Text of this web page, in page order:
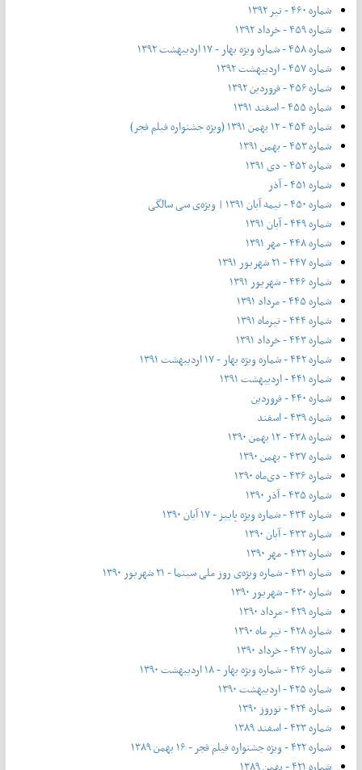
شماره ۴۶۰ - تیر ۱۳۹۲
شماره ۴۵۹ - خرداد ۱۳۹۲
شماره ۴۵۸ - شماره ویژه بهار - ۱۷ اردیبهشت ۱۳۹۲
شماره ۴۵۷ - اردیبهشت ۱۳۹۲
شماره ۴۵۶ - فروردین ۱۳۹۲
شماره ۴۵۵ - اسفند ۱۳۹۱
شماره ۴۵۴ - ۱۲ بهمن ۱۳۹۱ (ویژه جشنواره فیلم فجر)
شماره ۴۵۳ - بهمن ۱۳۹۱
شماره ۴۵۲ - دی ۱۳۹۱
شماره ۴۵۱ - آذر
شماره ۴۵۰ - نیمه آبان ۱۳۹۱ | ویژه‌ی سی سالگی
شماره ۴۴۹ - آبان ۱۳۹۱
شماره ۴۴۸ - مهر ۱۳۹۱
شماره ۴۴۷ - ۲۱ شهریور ۱۳۹۱
شماره ۴۴۶ - شهریور ۱۳۹۱
شماره ۴۴۵ - مرداد ۱۳۹۱
شماره ۴۴۴ - تیر‌ماه ۱۳۹۱
شماره ۴۴۳ - خرداد ۱۳۹۱
شماره ۴۴۲ - شماره ویژه بهار - ۱۷ اردیبهشت ۱۳۹۱
شماره ۴۴۱ - اردیبهشت ۱۳۹۱
شماره ۴۴۰ - فروردین
شماره ۴۳۹ - اسفند
شماره ۴۳۸ - ۱۲ بهمن ۱۳۹۰
شماره ۴۳۷ - بهمن ۱۳۹۰
شماره ۴۳۶ - دی‌ماه ۱۳۹۰
شماره ۴۳۵ - آذر ۱۳۹۰
شماره ۴۳۴ - شماره ویژه پاییز - ۱۷ آبان ۱۳۹۰
شماره ۴۳۳ - آبان ۱۳۹۰
شماره ۴۳۲ - مهر ۱۳۹۰
شماره ۴۳۱ - شماره ویژه‌ی روز ملی سینما - ۲۱ شهریور ۱۳۹۰
شماره ۴۳۰ - شهریور ۱۳۹۰
شماره ۴۲۹ - مرداد ۱۳۹۰
شماره ۴۲۸ - تیر ماه ۱۳۹۰
شماره ۴۲۷ - خرداد ۱۳۹۰
شماره ۴۲۶ - شماره ویژه بهار - ۱۸ اردیبهشت ۱۳۹۰
شماره ۴۲۵ - اردیبهشت ۱۳۹۰
شماره ۴۲۴ - نوروز ۱۳۹۰
شماره ۴۲۳ - اسفند ۱۳۸۹
شماره ۴۲۲ - ویژه جشنواره فیلم فجر - ۱۶ بهمن ۱۳۸۹